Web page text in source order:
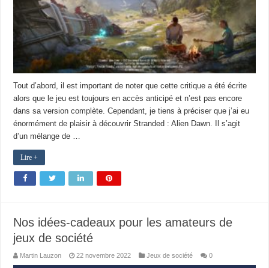
Tout d’abord, il est important de noter que cette critique a été écrite
alors que le jeu est toujours en accès anticipé et n’est pas encore
dans sa version complète. Cependant, je tiens à préciser que j’ai eu
énormément de plaisir à découvrir Stranded : Alien Dawn. Il s’agit
d’un mélange de …
Lire +
Nos idées-cadeaux pour les amateurs de
jeux de société
Martin Lauzon 22 novembre 2022 Jeux de société 0